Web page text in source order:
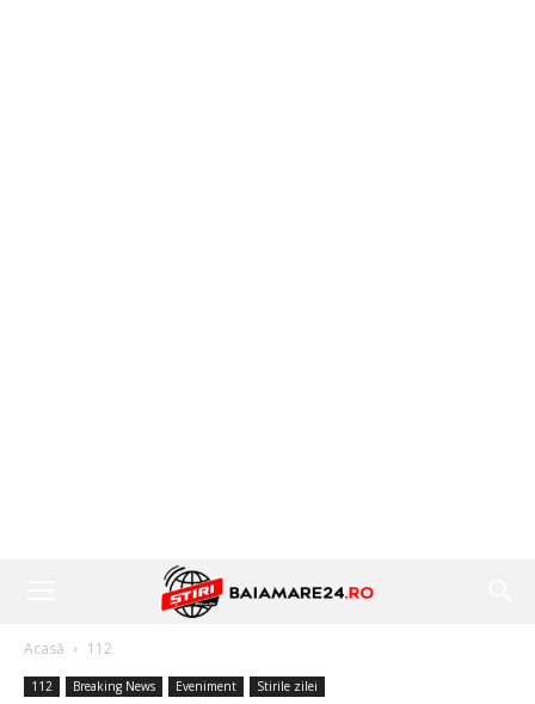
Acasă 112
112 Breaking News Eveniment Stirile zilei